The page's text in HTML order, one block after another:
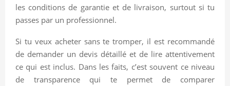
les conditions de garantie et de livraison, surtout si tu
passes par un professionnel.
Si tu veux acheter sans te tromper, il est recommandé
de demander un devis détaillé et de lire attentivement
ce qui est inclus. Dans les faits, c’est souvent ce niveau
de transparence qui te permet de comparer